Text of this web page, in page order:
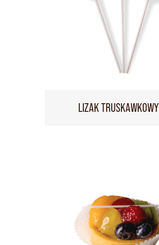
LIZAK TRUSKAWKOWY